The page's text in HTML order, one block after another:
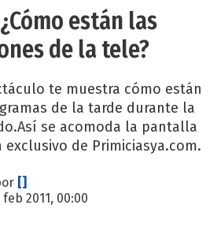
están las
de la tele?
te muestra cómo están
de la tarde durante la
se acomoda la pantalla
exclusivo de Primiciasya.com.
[]
feb 2011, 00:00